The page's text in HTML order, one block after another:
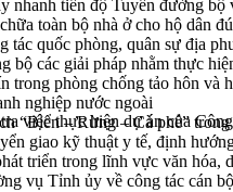
nhanh tiến độ Tuyến đường bộ
toàn bộ nhà ở cho hộ dân
quốc phòng, quân sự địa
bộ các giải pháp nhằm thực
trong phòng chống tảo hôn và
nghiệp nước ngoài
“Biển – Rừng – Cà phê”
giao kỹ thuật y tế, định
triển trong lĩnh vực văn hóa,
vụ Tỉnh ủy về công tác cán
việc thực hiện dự án của